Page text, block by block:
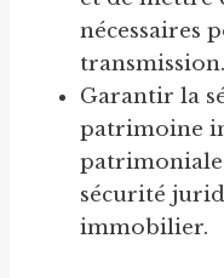
nécessaires
transmission.
Garantir la
patrimoine
sécurité
immobilier.